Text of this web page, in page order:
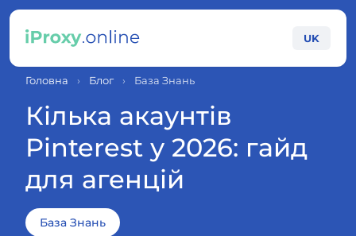
UK
Головна › Блог › База Знань
Кілька акаунтів
Pinterest у 2026: гайд
для агенцій
База Знань